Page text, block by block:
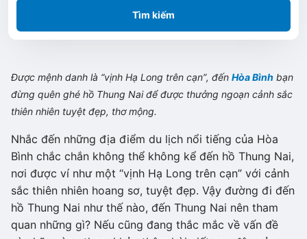
Tìm kiếm
Được mệnh danh là “vịnh Hạ Long trên cạn”, đến Hòa Bình bạn
đừng quên ghé hồ Thung Nai để được thưởng ngoạn cảnh sắc
thiên nhiên tuyệt đẹp, thơ mộng.
Nhắc đến những địa điểm du lịch nổi tiếng của Hòa
Bình chắc chắn không thể không kể đến hồ Thung Nai,
nơi được ví như một “vịnh Hạ Long trên cạn” với cảnh
sắc thiên nhiên hoang sơ, tuyệt đẹp. Vậy đường đi đến
hồ Thung Nai như thế nào, đến Thung Nai nên tham
quan những gì? Nếu cũng đang thắc mắc về vấn đề